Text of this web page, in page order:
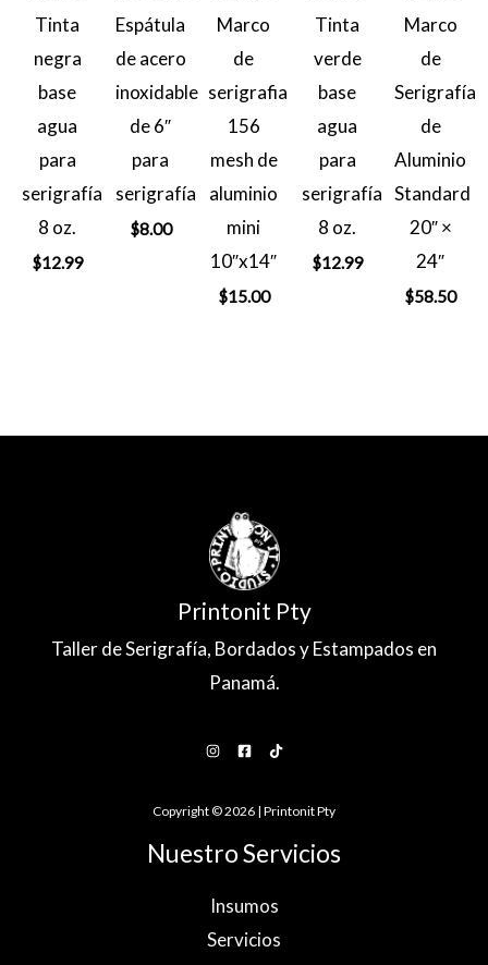
Tinta
negra
base
agua
para
serigrafía
8 oz.
$12.99
Espátula
de acero
inoxidable
de 6″
para
serigrafía
$8.00
Marco
de
serigrafia
156
mesh de
aluminio
mini
10″x14″
$15.00
Tinta
verde
base
agua
para
serigrafía
8 oz.
$12.99
Marco
de
Serigrafía
de
Aluminio
Standard
20″ ×
24″
$58.50
Printonit Pty
Taller de Serigrafía, Bordados y Estampados en
Panamá.
Copyright © 2026 | Printonit Pty
Nuestro Servicios
Insumos
Servicios